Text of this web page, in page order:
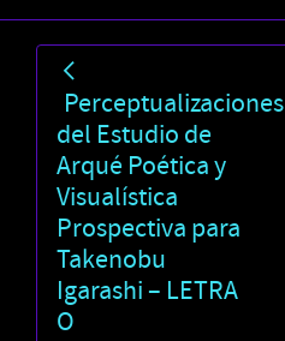
Perceptualizaciones
del Estudio de
Arqué Poética y
Visualística
Prospectiva para
Takenobu
Igarashi – LETRA
O